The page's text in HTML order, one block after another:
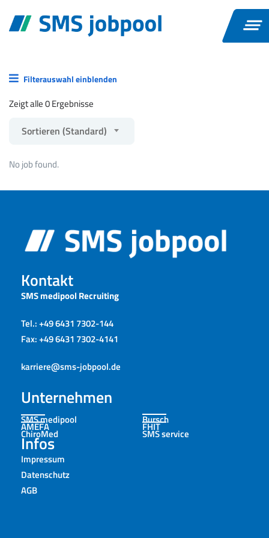
Filterauswahl einblenden
Zeigt alle 0 Ergebnisse
Sortieren (Standard)
No job found.
Kontakt
SMS medipool Recruiting
Tel.: +49 6431 7302-144
Fax: +49 6431 7302-4141
karriere@sms-jobpool.de
Unternehmen
SMS medipool Bursch
AMEFA FHIT
ChiroMed SMS service
Infos
Impressum
Datenschutz
AGB